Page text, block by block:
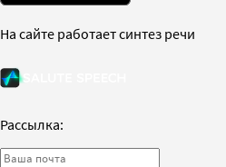
На сайте работает синтез речи
Рассылка: